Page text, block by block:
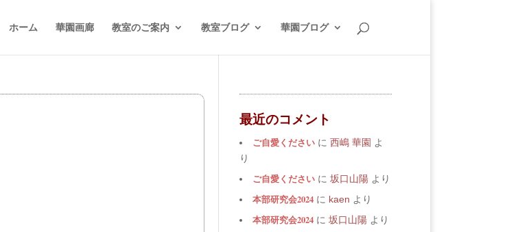
ホーム 華園画廊 教室のご案内 教室ブログ 華園ブログ
最近のコメント
ご自愛ください に 西嶋 華園 よ
り
ご自愛ください に 坂口山陽 より
本部研究会2024 に kaen より
本部研究会2024 に 坂口山陽 より